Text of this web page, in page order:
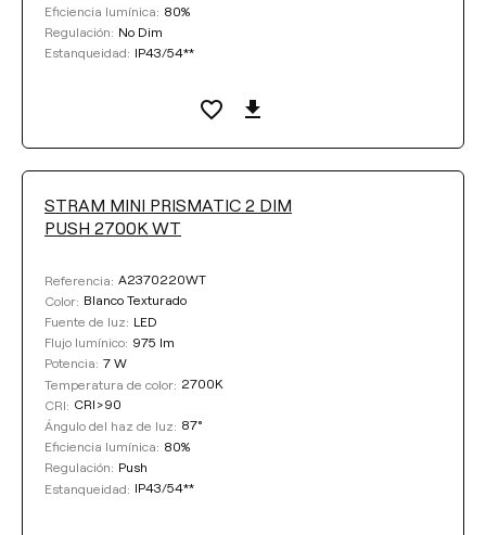
Eficiencia lumínica: 80%
Regulación: No Dim
Estanqueidad: IP43/54**
STRAM MINI PRISMATIC 2 DIM
PUSH 2700K WT
Referencia: A2370220WT
Color: Blanco Texturado
Fuente de luz: LED
Flujo lumínico: 975 lm
Potencia: 7 W
Temperatura de color: 2700K
CRI: CRI>90
Ángulo del haz de luz: 87°
Eficiencia lumínica: 80%
Regulación: Push
Estanqueidad: IP43/54**